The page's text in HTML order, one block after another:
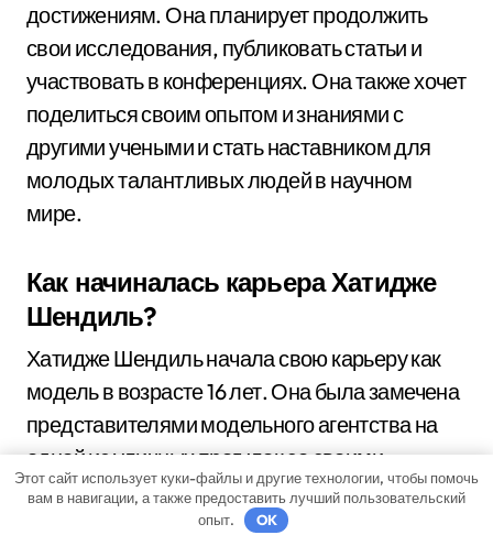
достижениям. Она планирует продолжить
свои исследования, публиковать статьи и
участвовать в конференциях. Она также хочет
поделиться своим опытом и знаниями с
другими учеными и стать наставником для
молодых талантливых людей в научном
мире.
Как начиналась карьера Хатидже
Шендиль?
Хатидже Шендиль начала свою карьеру как
модель в возрасте 16 лет. Она была замечена
представителями модельного агентства на
одной из уличных прогулок со своими
друзьями. После успешной пробы она была
приглашена на первый фотосет, который
Этот сайт использует куки-файлы и другие технологии, чтобы помочь
вам в навигации, а также предоставить лучший пользовательский
опыт.
OK